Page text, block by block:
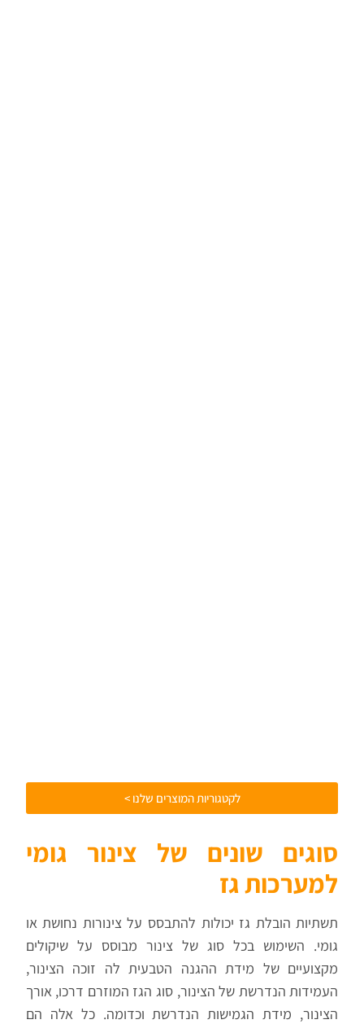
לקטגוריות המוצרים שלנו >
סוגים שונים של צינור גומי
למערכות גז
תשתיות הובלת גז יכולות להתבסס על צינורות נחושת או
גומי. השימוש בכל סוג של צינור מבוסס על שיקולים
מקצועיים של מידת ההגנה הטבעית לה זוכה הצינור,
העמידות הנדרשת של הצינור, סוג הגז המוזרם דרכו, אורך
הצינור, מידת הגמישות הנדרשת וכדומה. כל אלה הם